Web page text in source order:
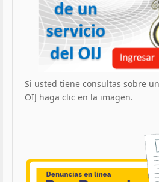
Si usted tiene consultas sobre
OIJ haga clic en la imagen.